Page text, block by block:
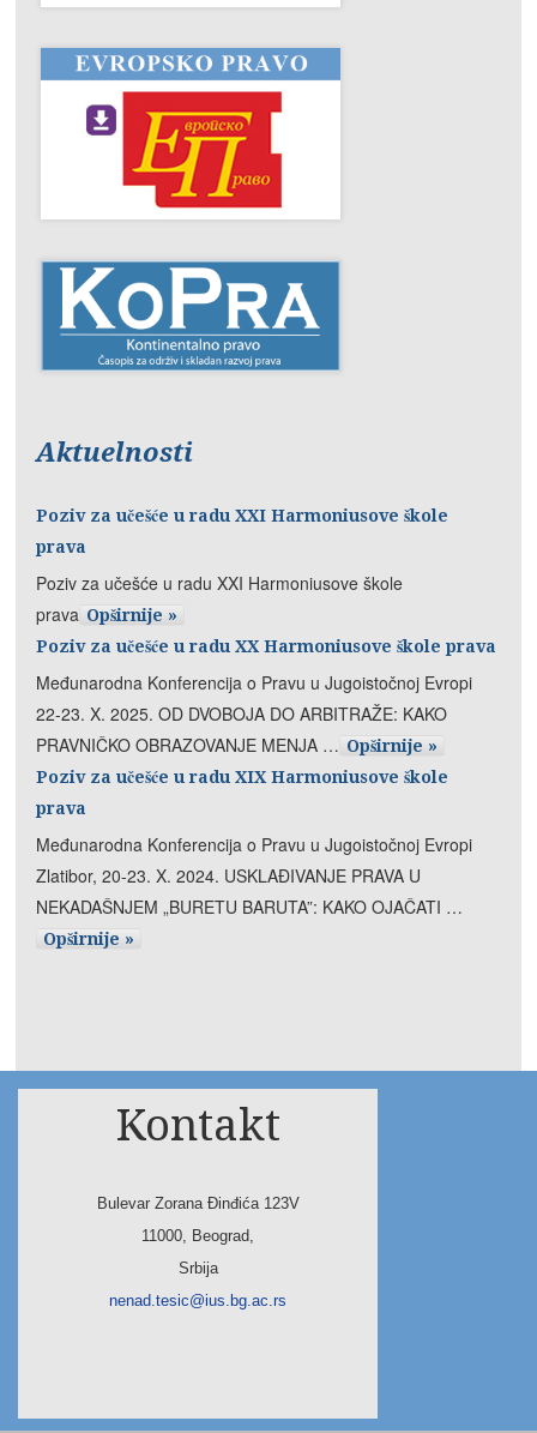
Aktuelnosti
Poziv za učešće u radu XXI Harmoniusove škole
prava
Poziv za učešće u radu XXI Harmoniusove škole
prava Opširnije »
Poziv za učešće u radu XX Harmoniusove škole prava
Međunarodna Konferencija o Pravu u Jugoistočnoj Evropi
22-23. X. 2025. OD DVOBOJA DO ARBITRAŽE: KAKO
PRAVNIČKO OBRAZOVANJE MENJA … Opširnije »
Poziv za učešće u radu XIX Harmoniusove škole
prava
Međunarodna Konferencija o Pravu u Jugoistočnoj Evropi
Zlatibor, 20-23. X. 2024. USKLAĐIVANJE PRAVA U
NEKADAŠNJEM „BURETU BARUTA”: KAKO OJAČATI …
Opširnije »
Kontakt
Bulevar Zorana Đinđića 123V
11000, Beograd,
Srbija
nenad.tesic@ius.bg.ac.rs